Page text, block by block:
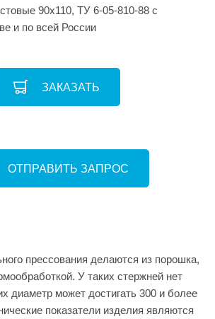
90х110, ТУ 6-05-810-88 с
и по всей России
ЗАКАЗАТЬ
ОТПРАВИТЬ ЗАПРОС
прессования делаются из порошка,
У таких стержней нет
диаметр может достигать 300 и более
показатели изделия являются